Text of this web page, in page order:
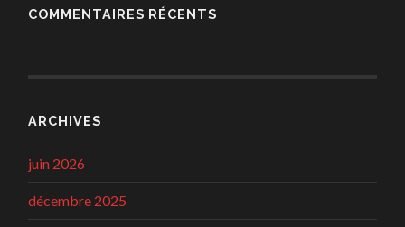
COMMENTAIRES RÉCENTS
ARCHIVES
juin 2026
décembre 2025